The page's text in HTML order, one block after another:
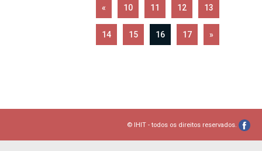
« 10 11 12 13
14 15 16 17 »
© IHIT - todos os direitos reservados.